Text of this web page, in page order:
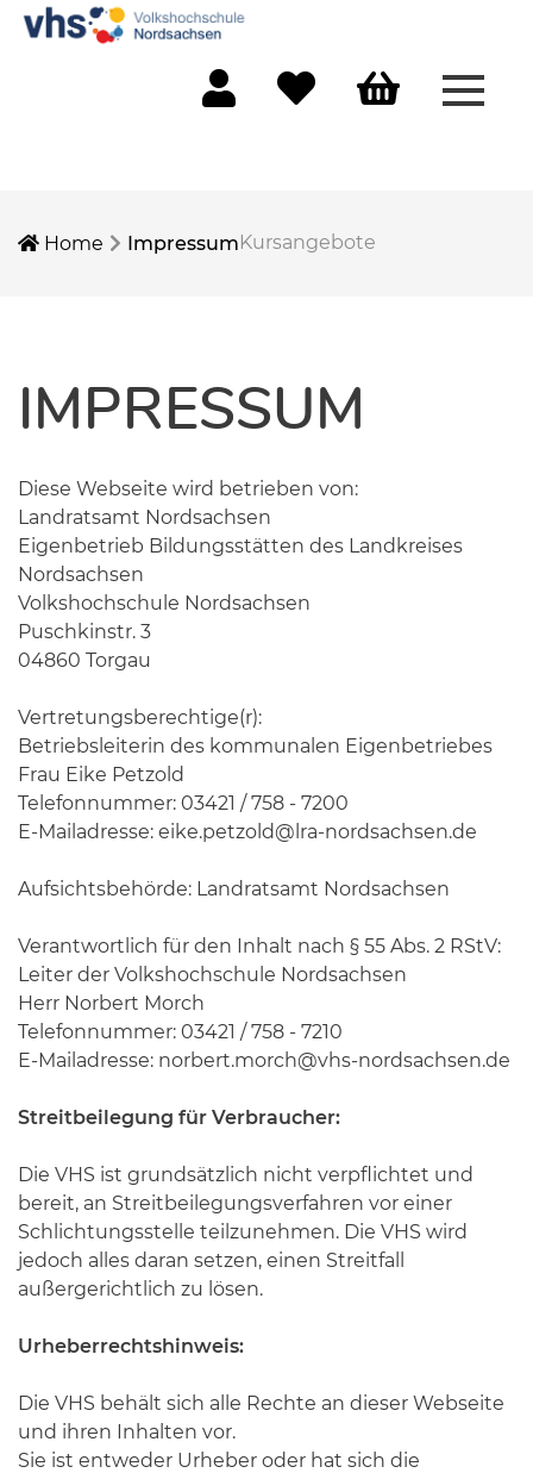
Home ImpressumKursangebote
IMPRESSUM
Diese Webseite wird betrieben von:
Landratsamt Nordsachsen
Eigenbetrieb Bildungsstätten des Landkreises
Nordsachsen
Volkshochschule Nordsachsen
Puschkinstr. 3
04860 Torgau
Vertretungsberechtige(r):
Betriebsleiterin des kommunalen Eigenbetriebes
Frau Eike Petzold
Telefonnummer: 03421 / 758 - 7200
E-Mailadresse: eike.petzold@lra-nordsachsen.de
Aufsichtsbehörde: Landratsamt Nordsachsen
Verantwortlich für den Inhalt nach § 55 Abs. 2 RStV:
Leiter der Volkshochschule Nordsachsen
Herr Norbert Morch
Telefonnummer: 03421 / 758 - 7210
E-Mailadresse: norbert.morch@vhs-nordsachsen.de
Streitbeilegung für Verbraucher:
Die VHS ist grundsätzlich nicht verpflichtet und
bereit, an Streitbeilegungsverfahren vor einer
Schlichtungsstelle teilzunehmen. Die VHS wird
jedoch alles daran setzen, einen Streitfall
außergerichtlich zu lösen.
Urheberrechtshinweis:
Die VHS behält sich alle Rechte an dieser Webseite
und ihren Inhalten vor.
Sie ist entweder Urheber oder hat sich die